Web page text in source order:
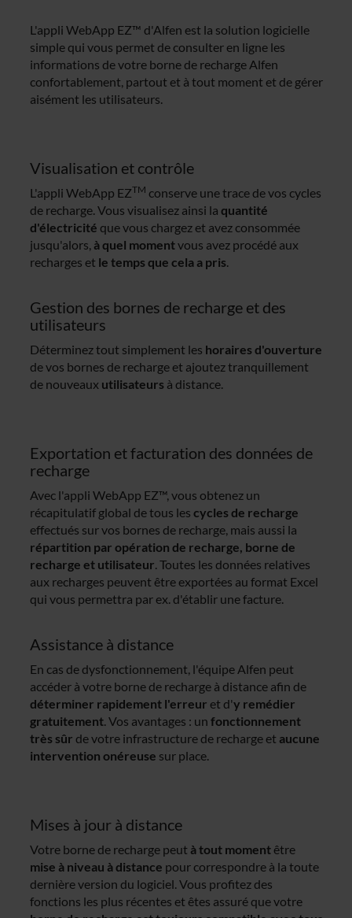
L'appli WebApp EZ™ d'Alfen est la solution logicielle
simple qui vous permet de consulter en ligne les
informations de votre borne de recharge Alfen
confortablement, partout et à tout moment et de gérer
aisément les utilisateurs.
Visualisation et contrôle
L'appli WebApp EZTM conserve une trace de vos cycles
de recharge. Vous visualisez ainsi la quantité
d'électricité que vous chargez et avez consommée
jusqu'alors, à quel momentvous avez procédé aux
recharges et le temps que cela a pris.
Gestion des bornes de recharge et des
utilisateurs
Déterminez tout simplement les horaires d'ouverture
de vos bornes de recharge et ajoutez tranquillement
de nouveaux utilisateurs à distance.
Exportation et facturation des données de
recharge
Avec l'appli WebApp EZ™, vous obtenez un
récapitulatif global de tous les cycles de recharge
effectués sur vos bornes de recharge, mais aussi la
répartition par opération de recharge, borne de
recharge et utilisateur. Toutes les données relatives
aux recharges peuvent être exportées au format Excel
qui vous permettra par ex. d'établir une facture.
Assistance à distance
En cas de dysfonctionnement, l'équipe Alfen peut
accéder à votre borne de recharge à distance afin de
déterminer rapidement l'erreur et d'y remédier
gratuitement. Vos avantages : un fonctionnement
très sûr de votre infrastructure de recharge et aucune
intervention onéreuse sur place.
Mises à jour à distance
Votre borne de recharge peut à tout moment être
mise à niveau à distance pour correspondre à la toute
dernière version du logiciel. Vous profitez des
fonctions les plus récentes et êtes assuré que votre